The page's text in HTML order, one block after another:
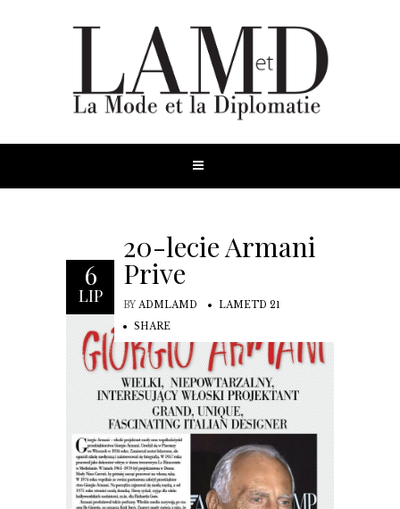
6
LIP
20-lecie Armani
Prive
BY ADMLAMD
LAMETD 21
SHARE